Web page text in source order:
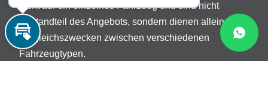
nicht auf ein einzelnes Fahrzeug und sind nicht
Bestandteil des Angebots, sondern dienen allein
Vergleichszwecken zwischen verschiedenen
Fahrzeugtypen.
Inzahlungnahme